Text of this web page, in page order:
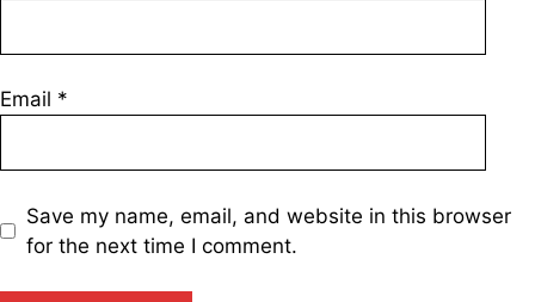
Email *
Save my name, email, and website in this browser
for the next time I comment.